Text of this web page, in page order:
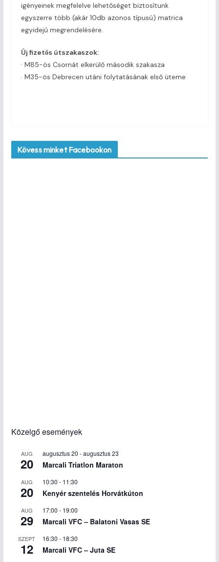
igényeinek megfelelve lehetőséget biztosítunk
egyszerre több (akár 10db azonos típusú) matrica
egyidejű megrendelésére.
Új fizetős útszakaszok:
· M85-ös Csornát elkerülő második szakasza
· M35-ös Debrecen utáni folytatásának első üteme
Kövess minket Facebookon
Közelgő események
AUG
20
augusztus 20 -augusztus 23
Marcali Triatlon Maraton
AUG
20
10:30 - 11:30
Kenyér szentelés Horvátkúton
AUG
29
17:00 - 19:00
Marcali VFC – Balatoni Vasas SE
SZEPT
12
16:30 - 18:30
Marcali VFC – Juta SE